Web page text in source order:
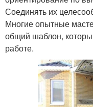
Соединять их
Многие опытные
общий шаблон,
работе.